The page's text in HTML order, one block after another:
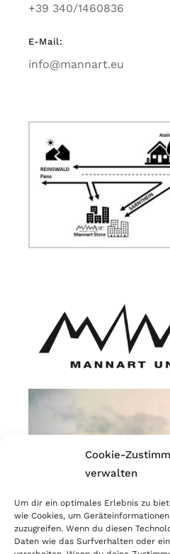
Cookie-
verwalten
Um dir ein optimales Erlebnis zu
wie Cookies, um
zuzugreifen. Wenn du diesen
Daten wie das Surfverhalten oder
+39 340/1460836
E-Mail:
info@mannart.eu